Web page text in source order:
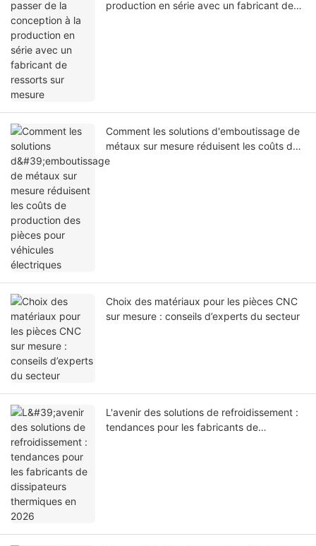
production en série avec un fabricant de
Comment les solutions d'emboutissage de
métaux sur mesure réduisent les coûts de
production des pièces pour véhicules
Choix des matériaux pour les pièces CNC
sur mesure : conseils d’experts du secteur
L'avenir des solutions de refroidissement :
tendances pour les fabricants de